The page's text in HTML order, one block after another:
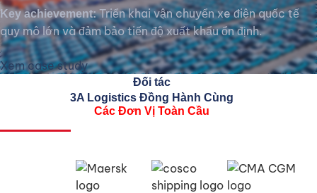
Key achievement: Triển khai vận chuyển xe điện quốc tế
quy mô lớn và đảm bảo tiến độ xuất khẩu ổn định.
Xem case study
Đối tác
3A Logistics Đồng Hành Cùng
Các Đơn Vị Toàn Cầu